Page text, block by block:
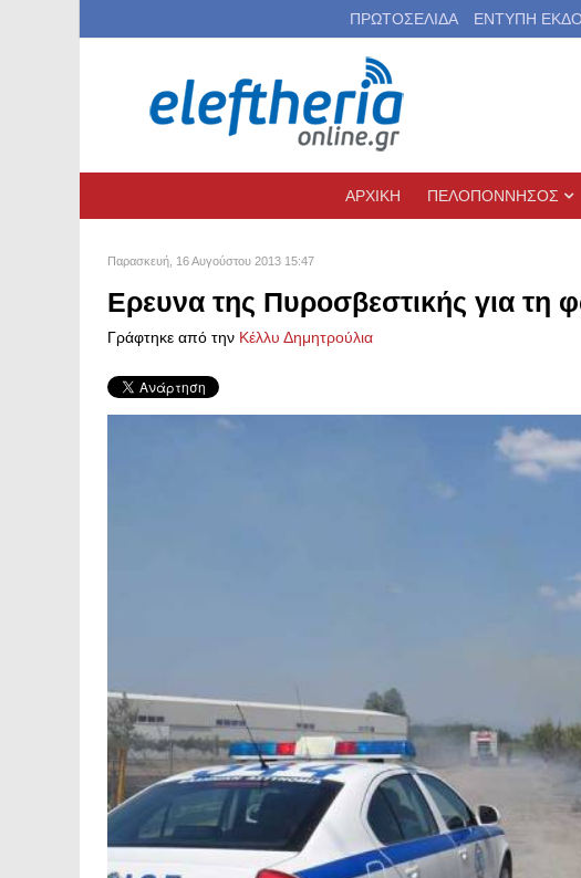
ΠΡΩΤΟΣΕΛΙΔΑ ΕΝΤΥΠΗ
ΑΡΧΙΚΗ ΠΕΛΟΠΟΝΝΗΣΟΣ
Παρασκευή, 16 Αυγούστου 2013 15:47
Ερευνα της Πυροσβεστικής για τη
Γράφτηκε από την Κέλλυ Δημητρούλια